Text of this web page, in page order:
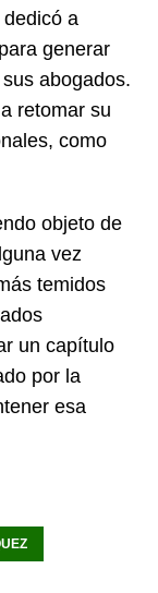
a
generar
abogados.
retomar su
como
objeto de
vez
temidos
un capítulo
por la
esa